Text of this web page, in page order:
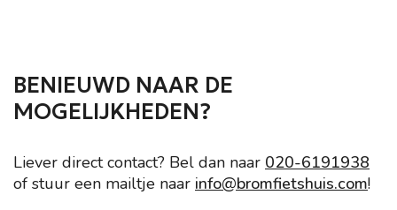
BENIEUWD NAAR DE
MOGELIJKHEDEN?
Liever direct contact? Bel dan naar 020-6191938
of stuur een mailtje naar info@bromfietshuis.com!